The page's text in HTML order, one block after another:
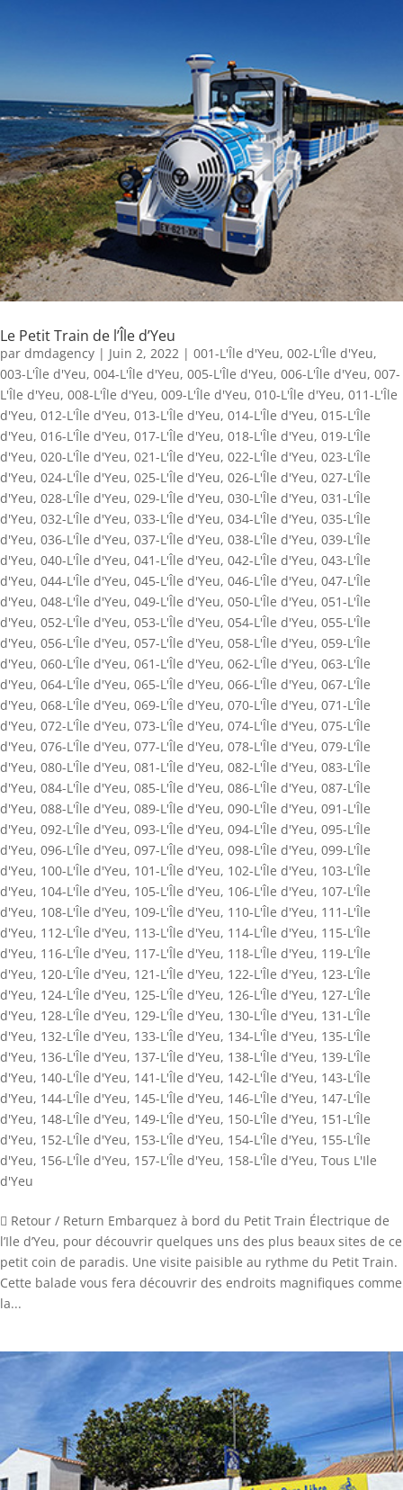
Le Petit Train de l’Île d’Yeu
par dmdagency | Juin 2, 2022 | 001-L'Île d'Yeu, 002-L'Île d'Yeu,
003-L'Île d'Yeu, 004-L'Île d'Yeu, 005-L'Île d'Yeu, 006-L'Île d'Yeu, 007-
L'Île d'Yeu, 008-L'Île d'Yeu, 009-L'Île d'Yeu, 010-L'Île d'Yeu, 011-L'Île
d'Yeu, 012-L'Île d'Yeu, 013-L'Île d'Yeu, 014-L'Île d'Yeu, 015-L'Île
d'Yeu, 016-L'Île d'Yeu, 017-L'Île d'Yeu, 018-L'Île d'Yeu, 019-L'Île
d'Yeu, 020-L'Île d'Yeu, 021-L'Île d'Yeu, 022-L'Île d'Yeu, 023-L'Île
d'Yeu, 024-L'Île d'Yeu, 025-L'Île d'Yeu, 026-L'Île d'Yeu, 027-L'Île
d'Yeu, 028-L'Île d'Yeu, 029-L'Île d'Yeu, 030-L'Île d'Yeu, 031-L'Île
d'Yeu, 032-L'Île d'Yeu, 033-L'Île d'Yeu, 034-L'Île d'Yeu, 035-L'Île
d'Yeu, 036-L'Île d'Yeu, 037-L'Île d'Yeu, 038-L'Île d'Yeu, 039-L'Île
d'Yeu, 040-L'Île d'Yeu, 041-L'Île d'Yeu, 042-L'Île d'Yeu, 043-L'Île
d'Yeu, 044-L'Île d'Yeu, 045-L'Île d'Yeu, 046-L'Île d'Yeu, 047-L'Île
d'Yeu, 048-L'Île d'Yeu, 049-L'Île d'Yeu, 050-L'Île d'Yeu, 051-L'Île
d'Yeu, 052-L'Île d'Yeu, 053-L'Île d'Yeu, 054-L'Île d'Yeu, 055-L'Île
d'Yeu, 056-L'Île d'Yeu, 057-L'Île d'Yeu, 058-L'Île d'Yeu, 059-L'Île
d'Yeu, 060-L'Île d'Yeu, 061-L'Île d'Yeu, 062-L'Île d'Yeu, 063-L'Île
d'Yeu, 064-L'Île d'Yeu, 065-L'Île d'Yeu, 066-L'Île d'Yeu, 067-L'Île
d'Yeu, 068-L'Île d'Yeu, 069-L'Île d'Yeu, 070-L'Île d'Yeu, 071-L'Île
d'Yeu, 072-L'Île d'Yeu, 073-L'Île d'Yeu, 074-L'Île d'Yeu, 075-L'Île
d'Yeu, 076-L'Île d'Yeu, 077-L'Île d'Yeu, 078-L'Île d'Yeu, 079-L'Île
d'Yeu, 080-L'Île d'Yeu, 081-L'Île d'Yeu, 082-L'Île d'Yeu, 083-L'Île
d'Yeu, 084-L'Île d'Yeu, 085-L'Île d'Yeu, 086-L'Île d'Yeu, 087-L'Île
d'Yeu, 088-L'Île d'Yeu, 089-L'Île d'Yeu, 090-L'Île d'Yeu, 091-L'Île
d'Yeu, 092-L'Île d'Yeu, 093-L'Île d'Yeu, 094-L'Île d'Yeu, 095-L'Île
d'Yeu, 096-L'Île d'Yeu, 097-L'Île d'Yeu, 098-L'Île d'Yeu, 099-L'Île
d'Yeu, 100-L'Île d'Yeu, 101-L'Île d'Yeu, 102-L'Île d'Yeu, 103-L'Île
d'Yeu, 104-L'Île d'Yeu, 105-L'Île d'Yeu, 106-L'Île d'Yeu, 107-L'Île
d'Yeu, 108-L'Île d'Yeu, 109-L'Île d'Yeu, 110-L'Île d'Yeu, 111-L'Île
d'Yeu, 112-L'Île d'Yeu, 113-L'Île d'Yeu, 114-L'Île d'Yeu, 115-L'Île
d'Yeu, 116-L'Île d'Yeu, 117-L'Île d'Yeu, 118-L'Île d'Yeu, 119-L'Île
d'Yeu, 120-L'Île d'Yeu, 121-L'Île d'Yeu, 122-L'Île d'Yeu, 123-L'Île
d'Yeu, 124-L'Île d'Yeu, 125-L'Île d'Yeu, 126-L'Île d'Yeu, 127-L'Île
d'Yeu, 128-L'Île d'Yeu, 129-L'Île d'Yeu, 130-L'Île d'Yeu, 131-L'Île
d'Yeu, 132-L'Île d'Yeu, 133-L'Île d'Yeu, 134-L'Île d'Yeu, 135-L'Île
d'Yeu, 136-L'Île d'Yeu, 137-L'Île d'Yeu, 138-L'Île d'Yeu, 139-L'Île
d'Yeu, 140-L'Île d'Yeu, 141-L'Île d'Yeu, 142-L'Île d'Yeu, 143-L'Île
d'Yeu, 144-L'Île d'Yeu, 145-L'Île d'Yeu, 146-L'Île d'Yeu, 147-L'Île
d'Yeu, 148-L'Île d'Yeu, 149-L'Île d'Yeu, 150-L'Île d'Yeu, 151-L'Île
d'Yeu, 152-L'Île d'Yeu, 153-L'Île d'Yeu, 154-L'Île d'Yeu, 155-L'Île
d'Yeu, 156-L'Île d'Yeu, 157-L'Île d'Yeu, 158-L'Île d'Yeu, Tous L'Ile
d'Yeu
 Retour / Return Embarquez à bord du Petit Train Électrique de
l’Ile d’Yeu, pour découvrir quelques uns des plus beaux sites de ce
petit coin de paradis. Une visite paisible au rythme du Petit Train.
Cette balade vous fera découvrir des endroits magnifiques comme
la...